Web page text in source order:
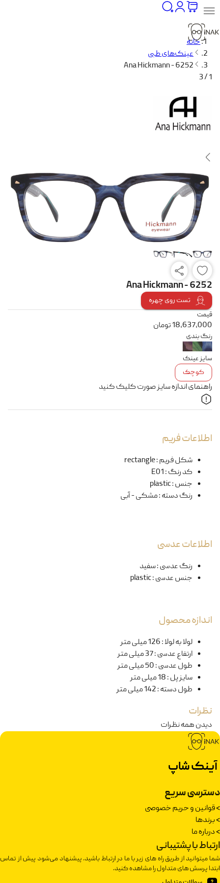
خانه
عینک‌های طبی
Ana Hickmann - 6252
1 / 3
Ana Hickmann - 6252
تست روی چهره
قیمت
18,637,000تومان
رنگ بندی
سایز عینک
کوچک
راهنمای اندازه سایز صورت کلیک کنید
اطلاعات فریم
شکل فریم:
rectangle
کد رنگ:
E01
جنس:
plastic
رنگ دسته:مشکی - آبی
اطلاعات عدسی
رنگ عدسی:سفید
جنس عدسی:
plastic
اندازه محصول
لولا به لولا:126 میلی متر
ارتفاع عدسی:37 میلی متر
طول عدسی:50 میلی متر
سایز پل:18 میلی متر
طول دسته:142 میلی متر
نظرات
دیدن همه نظرات
آینک شاپ
دسترسی سریع
>قوانین و حریم خصوصی
>برندها
>درباره ما
ارتباط با پشتیبانی
شما میتوانید از طریق راه های زیر با ما در ارتباط باشید. پیشنهاد می‌شود پیش از تماس
ابتدا پرسش های متداول را مشاهده کنید.